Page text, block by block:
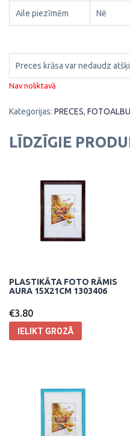
Aile piezīmēm Nē
Preces krāsa var nedaudz
Nav noliktavā
Kategorijas: PRECES,
LĪDZĪGIE
PLASTIKĀTA FOTO RĀMIS
AURA 15X21CM 1303406
€3.80
IELIKT GROZĀ